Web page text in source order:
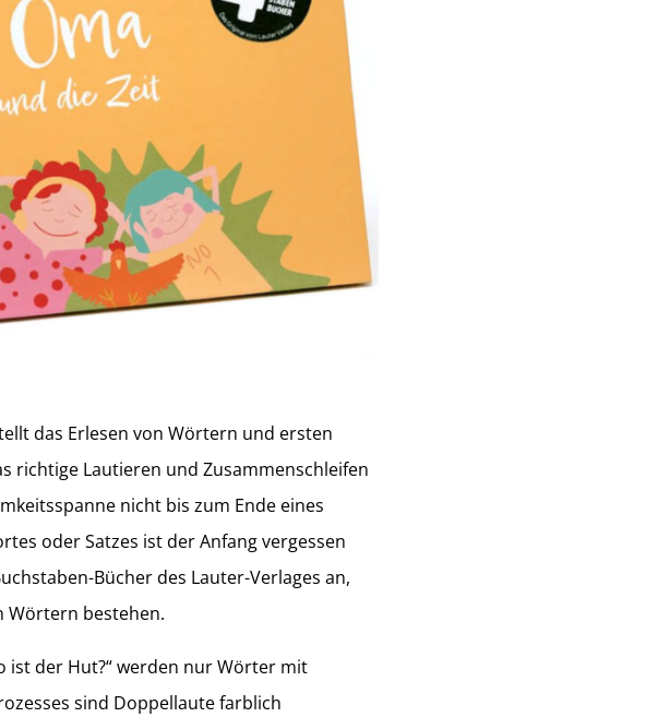
das Erlesen von Wörtern und ersten
richtige Lautieren und Zusammenschleifen
nicht bis zum Ende eines
oder Satzes ist der Anfang vergessen
Bücher des Lauter-Verlages an,
Wörtern bestehen.
ist der Hut?“ werden nur Wörter mit
sind Doppellaute farblich